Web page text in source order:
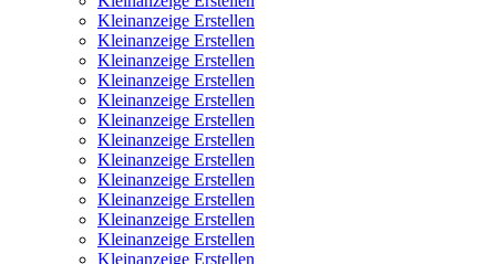
Kleinanzeige Erstellen
Kleinanzeige Erstellen
Kleinanzeige Erstellen
Kleinanzeige Erstellen
Kleinanzeige Erstellen
Kleinanzeige Erstellen
Kleinanzeige Erstellen
Kleinanzeige Erstellen
Kleinanzeige Erstellen
Kleinanzeige Erstellen
Kleinanzeige Erstellen
Kleinanzeige Erstellen
Kleinanzeige Erstellen